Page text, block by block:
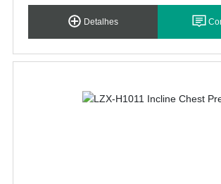
Detalhes